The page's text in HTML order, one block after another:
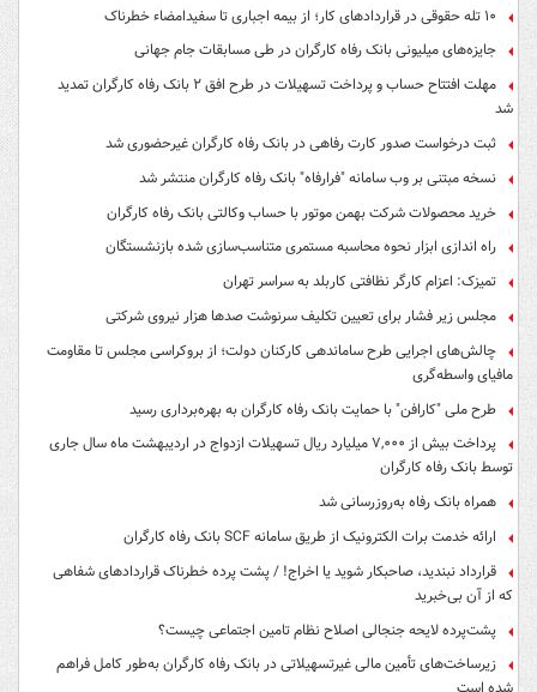
۱۰ تله حقوقی در قراردادهای کار؛ از بیمه اجباری تا سفیدامضاء خطرناک
جایزه‌های میلیونی بانک رفاه کارگران در طی مسابقات جام جهانی
مهلت افتتاح حساب و پرداخت تسهیلات در طرح افق ۲ بانک رفاه کارگران تمدید
شد
ثبت درخواست صدور کارت رفاهی در بانک رفاه کارگران غیرحضوری شد
نسخه مبتنی بر وب سامانه "فرارفاه" بانک رفاه کارگران منتشر شد
خرید محصولات شرکت بهمن موتور با حساب وکالتی بانک رفاه کارگران
راه اندازی ابزار نحوه محاسبه مستمری متناسب‌سازی شده بازنشستگان
تمیزک: اعزام کارگر نظافتی کاربلد به سراسر تهران
مجلس زیر فشار برای تعیین تکلیف سرنوشت صدها هزار نیروی شرکتی
چالش‌های اجرایی طرح ساماندهی کارکنان دولت؛ از بروکراسی مجلس تا مقاومت
مافیای واسطه‌گری
طرح ملی "کارافن" با حمایت بانک رفاه کارگران به بهره‌برداری رسید
پرداخت بیش از ۷,۰۰۰ میلیارد ریال تسهیلات ازدواج در اردیبهشت ماه سال جاری
توسط بانک رفاه کارگران
همراه بانک رفاه به‌روزرسانی شد
ارائه خدمت برات الکترونیک از طریق سامانه SCF بانک رفاه کارگران
قرارداد نبندید، صاحبکار شوید یا اخراج! / پشت پرده خطرناک قراردادهای شفاهی
که از آن بی‌خبرید
پشت‌پرده لایحه جنجالی اصلاح نظام تامین اجتماعی چیست؟
زیرساخت‌های تأمین مالی غیرتسهیلاتی در بانک رفاه کارگران به‌طور کامل فراهم